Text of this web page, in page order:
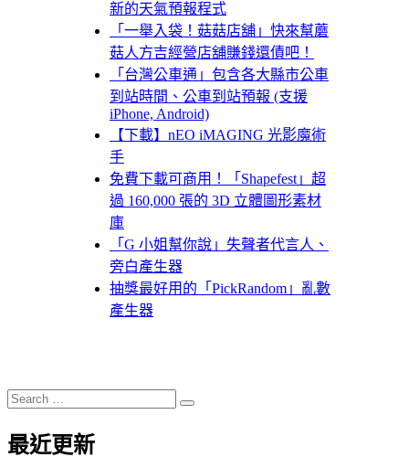
新的天氣預報程式
「一舉入袋！菇菇店舖」快來幫蘑
菇人方吉經營店舖賺錢還債吧！
「台灣公車通」包含各大縣市公車
到站時間、公車到站預報 (支援
iPhone, Android)
【下載】nEO iMAGING 光影魔術
手
免費下載可商用！「Shapefest」超
過 160,000 張的 3D 立體圖形素材
庫
「G 小姐幫你說」失聲者代言人、
旁白產生器
抽獎最好用的「PickRandom」亂數
產生器
Search
for:
Search
最近更新